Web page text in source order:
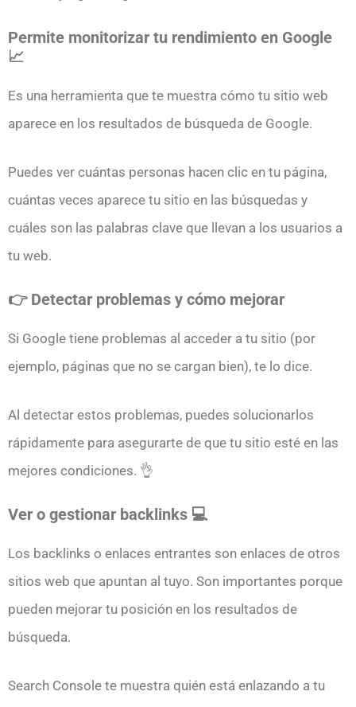
Permite monitorizar tu rendimiento en Google
📈
Es una herramienta que te muestra cómo tu sitio web
aparece en los resultados de búsqueda de Google.
Puedes ver cuántas personas hacen clic en tu página,
cuántas veces aparece tu sitio en las búsquedas y
cuáles son las palabras clave que llevan a los usuarios a
tu web.
👉 Detectar problemas y cómo mejorar
Si Google tiene problemas al acceder a tu sitio (por
ejemplo, páginas que no se cargan bien), te lo dice.
Al detectar estos problemas, puedes solucionarlos
rápidamente para asegurarte de que tu sitio esté en las
mejores condiciones. 👌
Ver o gestionar backlinks 💻
Los backlinks o enlaces entrantes son enlaces de otros
sitios web que apuntan al tuyo. Son importantes porque
pueden mejorar tu posición en los resultados de
búsqueda.
Search Console te muestra quién está enlazando a tu